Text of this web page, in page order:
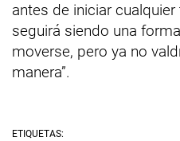
antes de iniciar
seguirá siendo una
moverse, pero ya no
manera”.
ETIQUETAS: